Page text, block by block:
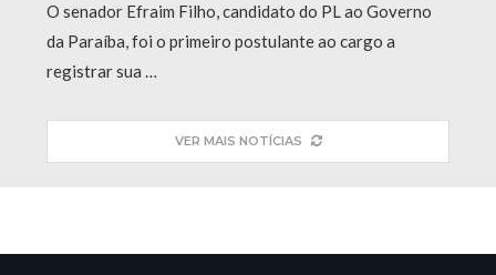
O senador Efraim Filho, candidato do PL ao Governo
da Paraíba, foi o primeiro postulante ao cargo a
registrar sua …
VER MAIS NOTÍCIAS